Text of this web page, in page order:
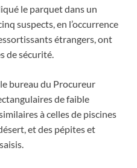
le parquet dans un
suspects, en l’occurrence
étrangers, ont
de sécurité.
bureau du Procureur
de faible
à celles de piscines
et des pépites et